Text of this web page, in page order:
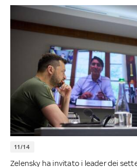
11/14
Zelensky ha invitato i leader dei